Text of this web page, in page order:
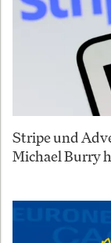
Stripe und
Michael Burry